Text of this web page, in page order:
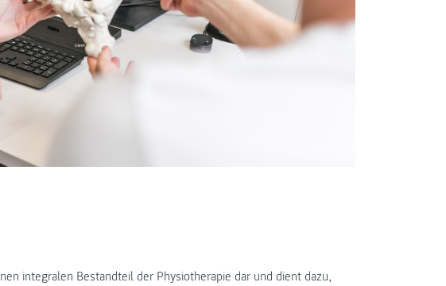
integralen Bestandteil der Physiotherapie dar und dient dazu,